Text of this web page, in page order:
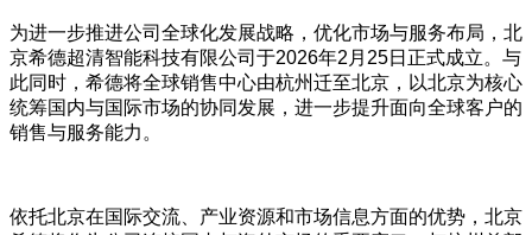
为进一步推进公司全球化发展战略，优化市场与服务布局，北
京希德超清智能科技有限公司于2026年2月25日正式成立。与
此同时，希德将全球销售中心由杭州迁至北京，以北京为核心
统筹国内与国际市场的协同发展，进一步提升面向全球客户的
销售与服务能力。
依托北京在国际交流、产业资源和市场信息方面的优势，北京